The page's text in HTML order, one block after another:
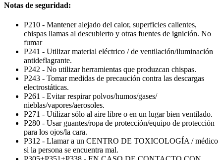
Notas de seguridad:
P210 - Mantener alejado del calor, superficies calientes,
chispas llamas al descubierto y otras fuentes de ignición. No
fumar
P241 - Utilizar material eléctrico / de ventilación/iluminación
antideflagrante.
P242 - No utilizar herramientas que produzcan chispas.
P243 - Tomar medidas de precaución contra las descargas
electrostáticas.
P261 - Evitar respirar polvos/humos/gases/
nieblas/vapores/aerosoles.
P271 - Utilizar sólo al aire libre o en un lugar bien ventilado.
P280 - Usar guantes/ropa de protección/equipo de protección
para los ojos/la cara.
P312 - Llamar a un CENTRO DE TOXICOLOGÍA / médico
si la persona se encuentra mal.